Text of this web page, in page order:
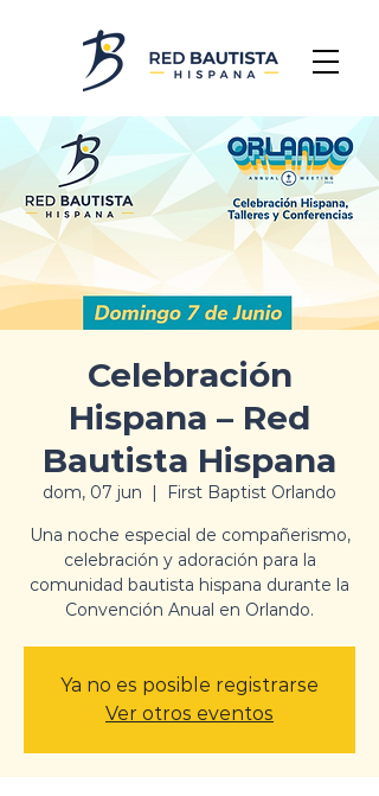
Celebración
Hispana – Red
Bautista Hispana
dom, 07 jun
  |
First Baptist Orlando
Una noche especial de compañerismo,
celebración y adoración para la
comunidad bautista hispana durante la
Convención Anual en Orlando.
Ya no es posible registrarse
Ver otros eventos